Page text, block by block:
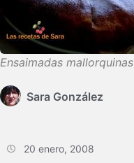
Ensaimadas mallorquinas
Sara González
20 enero, 2008